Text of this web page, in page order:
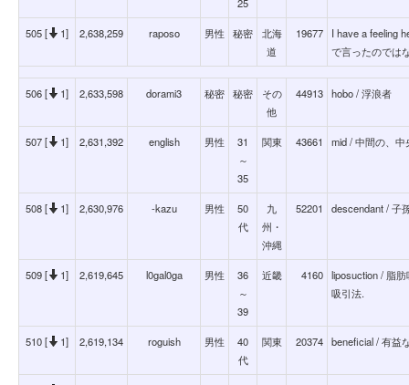
505 [ 1] 2,638,259 raposo 男性 秘密
北海
道
19677
I have a feeling
で言ったので
506 [ 1] 2,633,598 dorami3 秘密 秘密
その
他
44913 hobo / 浮浪者
507 [ 1] 2,631,392 english 男性
31
～
35
関東 43661 mid / 中間の、
508 [ 1] 2,630,976 -kazu 男性
50
代
九
州・
沖縄
52201 descendant / 子
509 [ 1] 2,619,645 l0gal0ga 男性
36
～
39
近畿 4160 liposuction / 脂
吸引法.
510 [ 1] 2,619,134 roguish 男性
40
代
関東 20374 beneficial / 有益